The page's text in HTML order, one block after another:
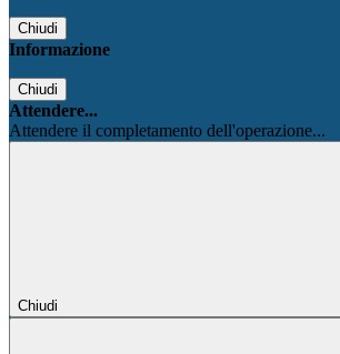
Chiudi
Informazione
Chiudi
Attendere...
Attendere il completamento dell'operazione...
Chiudi